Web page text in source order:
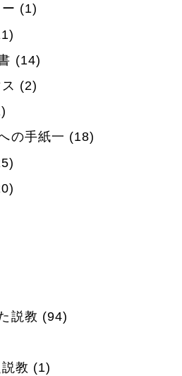
(1)
(14)
(2)
の手紙一 (18)
説教 (94)
教 (1)